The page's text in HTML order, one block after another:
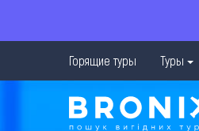
Горящие туры Туры